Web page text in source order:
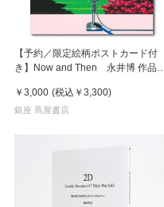
【予約／限定絵柄ポストカード付
き】Now and Then 永井博 作品
￥3,000 (税込 ￥3,300)
銀座 蔦屋書店